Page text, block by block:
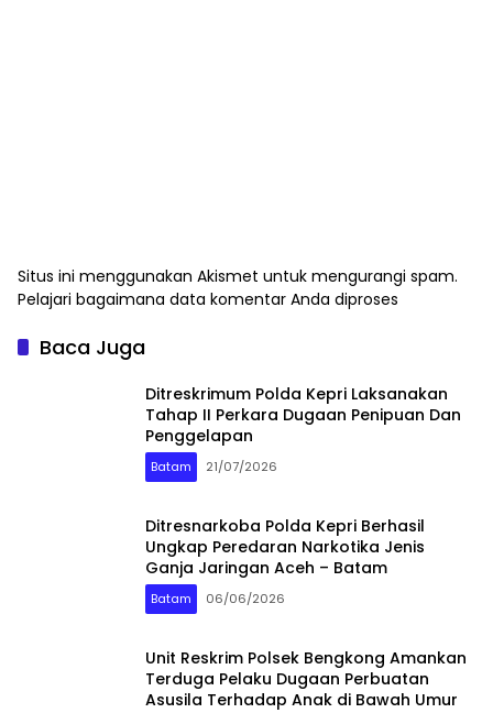
Situs ini menggunakan Akismet untuk mengurangi spam.
Pelajari bagaimana data komentar Anda diproses
Baca Juga
Ditreskrimum Polda Kepri Laksanakan
Tahap II Perkara Dugaan Penipuan Dan
Penggelapan
Batam 21/07/2026
Ditresnarkoba Polda Kepri Berhasil
Ungkap Peredaran Narkotika Jenis
Ganja Jaringan Aceh – Batam
Batam 06/06/2026
Unit Reskrim Polsek Bengkong Amankan
Terduga Pelaku Dugaan Perbuatan
Asusila Terhadap Anak di Bawah Umur